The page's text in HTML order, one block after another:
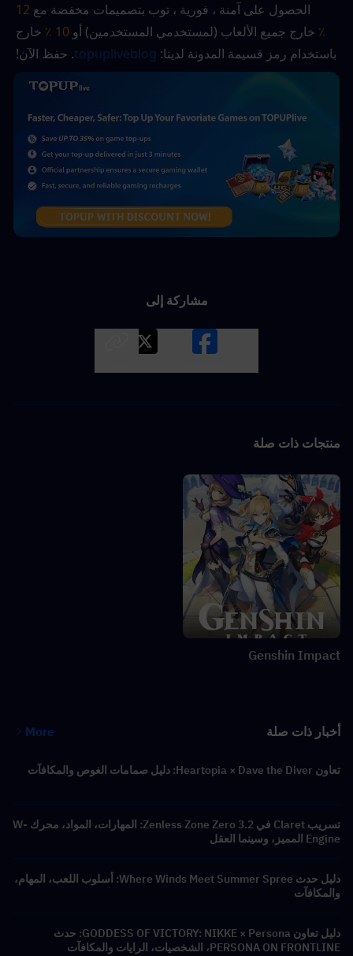
الحصول على آمنة ، فورية ، توب بتصميمات مخفضة مع
٪ خارج جميع الألعاب (لمستخدمي المستخدمين) أو 10 ٪
باستخدام رمز قسيمة المدونة لدينا:
. حفظ الآن!
مشاركة إلى
منتجات ذات صلة
Genshin Impact
أخبار ذات صلة More
تعاون Heartopia × Dave the Diver: دليل صمامات الغوص والمكافآت
تسريب Claret في Zenless Zone Zero 3.2: المهارات، المواد، محرك W-
Engine المميز، وسينما العقل
دليل حدث Where Winds Meet Summer Spree: أسلوب اللعب، المهام،
والمكافآت
دليل تعاون GODDESS OF VICTORY: NIKKE × Persona: حدث
PERSONA ON FRONTLINE، الشخصيات، الرايات والمكافآت